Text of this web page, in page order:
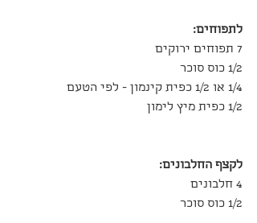
לתפוחים:
7 תפוחים ירוקים
1/2 כוס סוכר
1/4 או 1/2 כפית קינמון - לפי הטעם
1/2 כפית מיץ לימון
לקצף החלבונים:
4 חלבונים
1/2 כוס סוכר